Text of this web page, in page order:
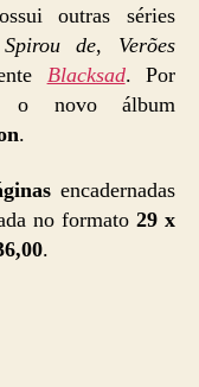
outras séries
Spirou de, Verões
Blacksad. Por
o novo álbum
.
encadernadas
no formato 29 x
.